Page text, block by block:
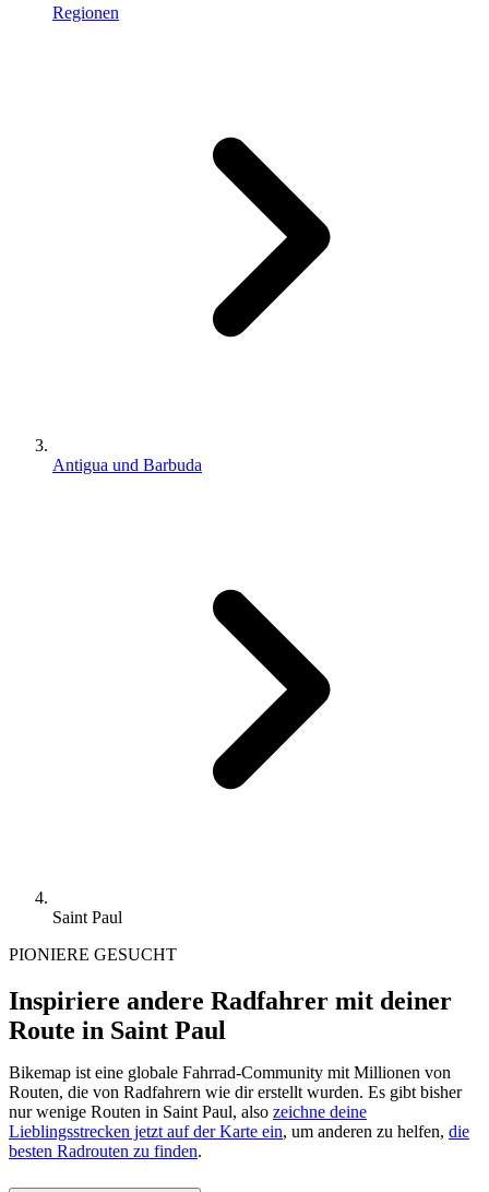
Regionen
Antigua und Barbuda
Saint Paul
PIONIERE GESUCHT
Inspiriere andere Radfahrer mit deiner
Route in Saint Paul
Bikemap ist eine globale Fahrrad-Community mit Millionen von
Routen, die von Radfahrern wie dir erstellt wurden. Es gibt bisher
nur wenige Routen in Saint Paul, also zeichne deine
Lieblingsstrecken jetzt auf der Karte ein, um anderen zu helfen, die
besten Radrouten zu finden.